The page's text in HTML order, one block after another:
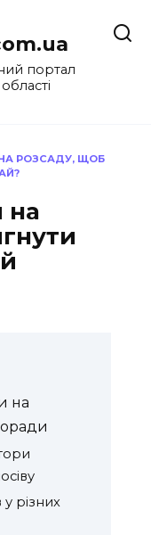
портал
РОЗСАДУ, ЩОБ
на
на
у різних